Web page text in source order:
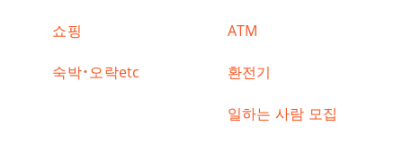
쇼핑
숙박・오락etc
ATM
환전기
일하는 사람 모집